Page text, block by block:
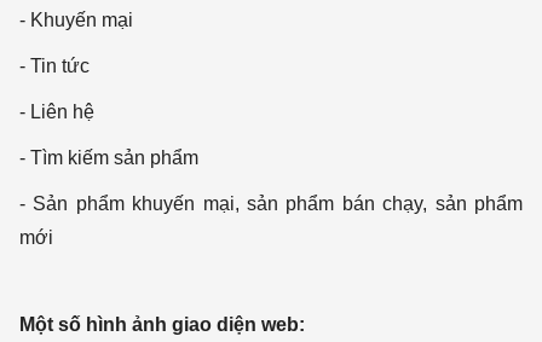
- Khuyến mại
- Tin tức
- Liên hệ
- Tìm kiếm sản phẩm
- Sản phẩm khuyến mại, sản phẩm bán chạy, sản phẩm
mới
Một số hình ảnh giao diện web: